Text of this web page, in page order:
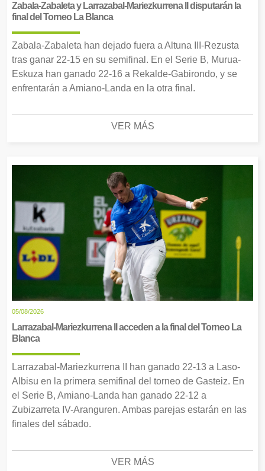
Zabala-Zabaleta y Larrazabal-Mariezkurrena II disputarán la
final del Torneo La Blanca
Zabala-Zabaleta han dejado fuera a Altuna III-Rezusta
tras ganar 22-15 en su semifinal. En el Serie B, Murua-
Eskuza han ganado 22-16 a Rekalde-Gabirondo, y se
enfrentarán a Amiano-Landa en la otra final.
VER MÁS
05/08/2026
Larrazabal-Mariezkurrena II acceden a la final del Torneo La
Blanca
Larrazabal-Mariezkurrena II han ganado 22-13 a Laso-
Albisu en la primera semifinal del torneo de Gasteiz. En
el Serie B, Amiano-Landa han ganado 22-12 a
Zubizarreta IV-Aranguren. Ambas parejas estarán en las
finales del sábado.
VER MÁS